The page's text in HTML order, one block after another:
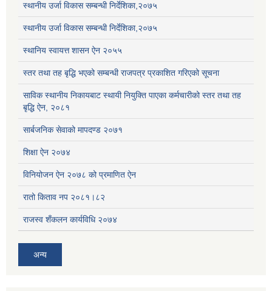
स्थानीय उर्जा विकास सम्बन्धी निर्देशिका,२०७५
स्थानीय उर्जा विकास सम्बन्धी निर्देशिका,२०७५
स्थानिय स्वायत्त शासन ऐन २०५५
स्तर तथा तह बृद्धि भएको सम्बन्धी राजपत्र प्रकाशित गरिएको सूचना
साविक स्थानीय निकायबाट स्थायी नियुक्ति पाएका कर्मचारीको स्तर तथा तह
बृद्धि ऐन, २०८१
सार्बजनिक सेवाको मापदण्ड २०७१
शिक्षा ऐन २०७४
विनियोजन ऐन २०७८ को प्रमाणित ऐन
रातो किताव नप २०८१।८२
राजस्व शँकलन कार्यविधि २०७४
अन्य